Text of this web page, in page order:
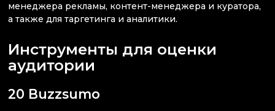
менеджера рекламы, контент-менеджера и куратора,
а также для таргетинга и аналитики.
Инструменты для оценки
аудитории
20 Buzzsumo